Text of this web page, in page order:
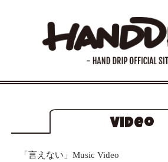
Video
「言えない」Music Video